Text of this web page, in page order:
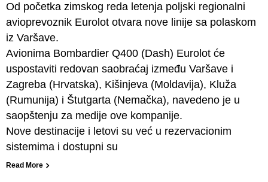
Od početka zimskog reda letenja poljski regionalni
avioprevoznik Eurolot otvara nove linije sa polaskom
iz Varšave.
Avionima Bombardier Q400 (Dash) Eurolot će
uspostaviti redovan saobraćaj između Varšave i
Zagreba (Hrvatska), Kišinjeva (Moldavija), Kluža
(Rumunija) i Štutgarta (Nemačka), navedeno je u
saopštenju za medije ove kompanije.
Nove destinacije i letovi su već u rezervacionim
sistemima i dostupni su
Read More